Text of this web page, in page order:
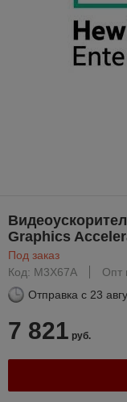
Graphics
Под заказ
Код: M3X67A
Опт
Отправка с 23
7 821 руб.